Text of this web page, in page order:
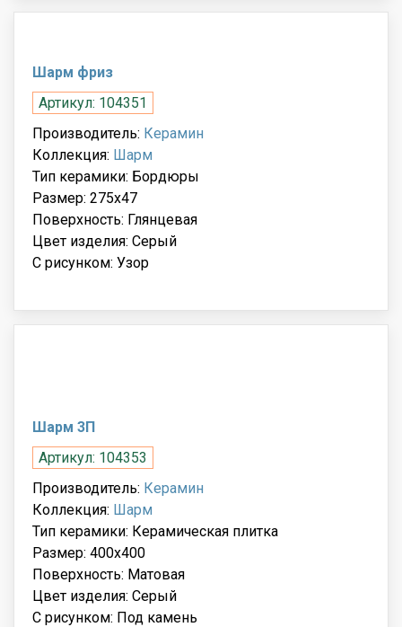
Шарм фриз
Артикул: 104351
Производитель: Керамин
Коллекция: Шарм
Тип керамики: Бордюры
Размер: 275x47
Поверхность: Глянцевая
Цвет изделия: Серый
С рисунком: Узор
Шарм 3П
Артикул: 104353
Производитель: Керамин
Коллекция: Шарм
Тип керамики: Керамическая плитка
Размер: 400x400
Поверхность: Матовая
Цвет изделия: Серый
С рисунком: Под камень